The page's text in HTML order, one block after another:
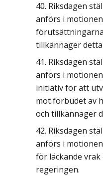
Riksdagen
anförs i
tillkännager
Riksdagen
anförs i
initiativ för att
mot förbudet av
och tillkännager
Riksdagen
anförs i
för läckande
regeringen.